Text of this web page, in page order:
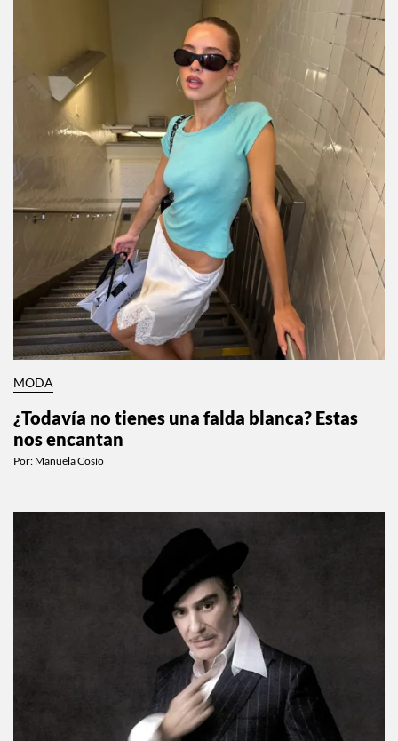
MODA
¿Todavía no tienes una falda blanca? Estas
nos encantan
Por: Manuela Cosío